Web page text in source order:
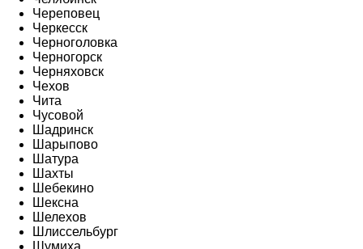
Череповец
Черкесск
Черноголовка
Черногорск
Черняховск
Чехов
Чита
Чусовой
Шадринск
Шарыпово
Шатура
Шахты
Шебекино
Шексна
Шелехов
Шлиссельбург
Шумиха